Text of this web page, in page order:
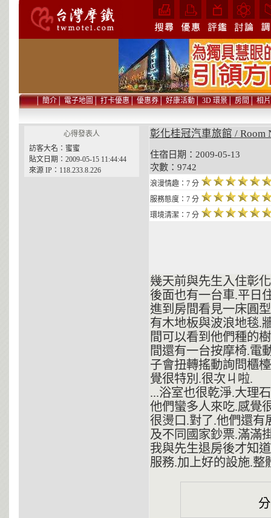
│簡介│電子地圖│打卡優惠│優惠券│好康活動│3D 環景│房間│相片
心得發表人
訪客大名：蜜蜜
貼文日期：2009-05-15 11:44:44
來源 IP：118.233.8.226
彰化桂冠汽車旅館 / Room
住宿日期：2009-05-13
次數：9742
浪漫情趣：7 分
服務態度：7 分
環境清潔：7 分
幾天前與先生入住彰
後面也有一台車.平日
進到房間看見一床圓
有木地板與波浪地毯.
間可以看到他們種的
間還有一台按摩椅.電
子會扭轉搖動詢問櫃
覺很特別.很次ㄐ啦.
...浴室也很乾淨.大理
他們蠻多人來吃.感覺
很燙口.對了.他們還有
及不同國家鈔票.滿滿
我與先生退房後才知
服務.加上好的設施.整